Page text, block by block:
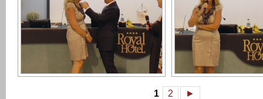
1 2 ►